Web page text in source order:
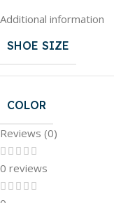
Additional information
SHOE SIZE
COLOR
Reviews (0)
0 reviews